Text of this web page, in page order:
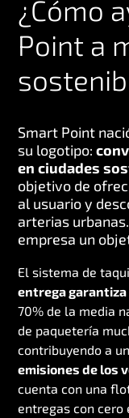
¿Cómo
Point a
Smart Point
su logotipo:
en ciudades
objetivo de
al usuario y
arterias
empresa un
El sistema de
entrega garantiza
70% de la media
de paquetería
contribuyendo a
emisiones de los
cuenta con una
entregas con cero